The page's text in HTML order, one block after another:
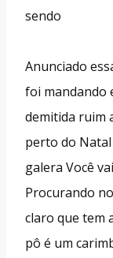
sendo
Anunciado
foi mandando
demitida ruim
perto do
galera Você
Procurando
claro que tem
pô é um